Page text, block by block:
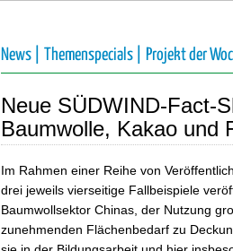
News | Themenspecials | Projekt der
Neue SÜDWIND-Fact-
Baumwolle, Kakao und
Im Rahmen einer Reihe von
drei jeweils vierseitige Fallbeispiele
Baumwollsektor Chinas, der Nutzung
zunehmenden Flächenbedarf zu